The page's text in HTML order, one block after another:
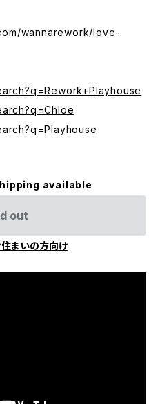
wannarework/love-
available
out
まいの方向け